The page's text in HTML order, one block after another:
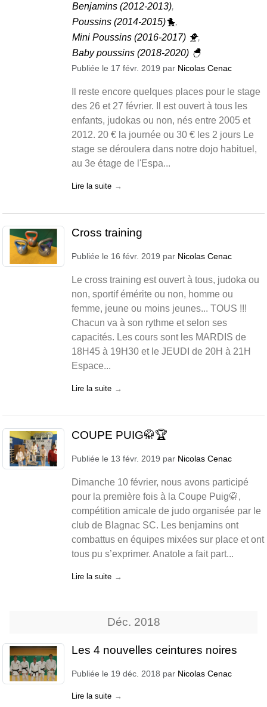
Benjamins (2012-2013)
Poussins (2014-2015)🐤
Mini Poussins (2016-2017) 🐥
Baby poussins (2018-2020) 🐣
Publiée le 17 févr. 2019 par Nicolas Cenac
Il reste encore quelques places pour le stage
des 26 et 27 février. Il est ouvert à tous les
enfants, judokas ou non, nés entre 2005 et
2012. 20 € la journée ou 30 € les 2 jours Le
stage se déroulera dans notre dojo habituel,
au 3e étage de l'Espa...
Lire la suite
Cross training
Publiée le 16 févr. 2019 par Nicolas Cenac
Le cross training est ouvert à tous, judoka ou
non, sportif émérite ou non, homme ou
femme, jeune ou moins jeunes... TOUS !!!
Chacun va à son rythme et selon ses
capacités. Les cours sont les MARDIS de
18H45 à 19H30 et le JEUDI de 20H à 21H
Espace...
Lire la suite
COUPE PUIG🥋🏆
Publiée le 13 févr. 2019 par Nicolas Cenac
Dimanche 10 février, nous avons participé
pour la première fois à la Coupe Puig🥋,
compétition amicale de judo organisée par le
club de Blagnac SC. Les benjamins ont
combattus en équipes mixées sur place et ont
tous pu s’exprimer. Anatole a fait part...
Lire la suite
Déc. 2018
Les 4 nouvelles ceintures noires
Publiée le 19 déc. 2018 par Nicolas Cenac
Lire la suite